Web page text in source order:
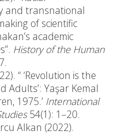
and transnational
of scientific
academic
History of the Human
“ ‘Revolution is the
Adults’: Yaşar Kemal
1975.’ International
54(1): 1–20.
Alkan (2022).